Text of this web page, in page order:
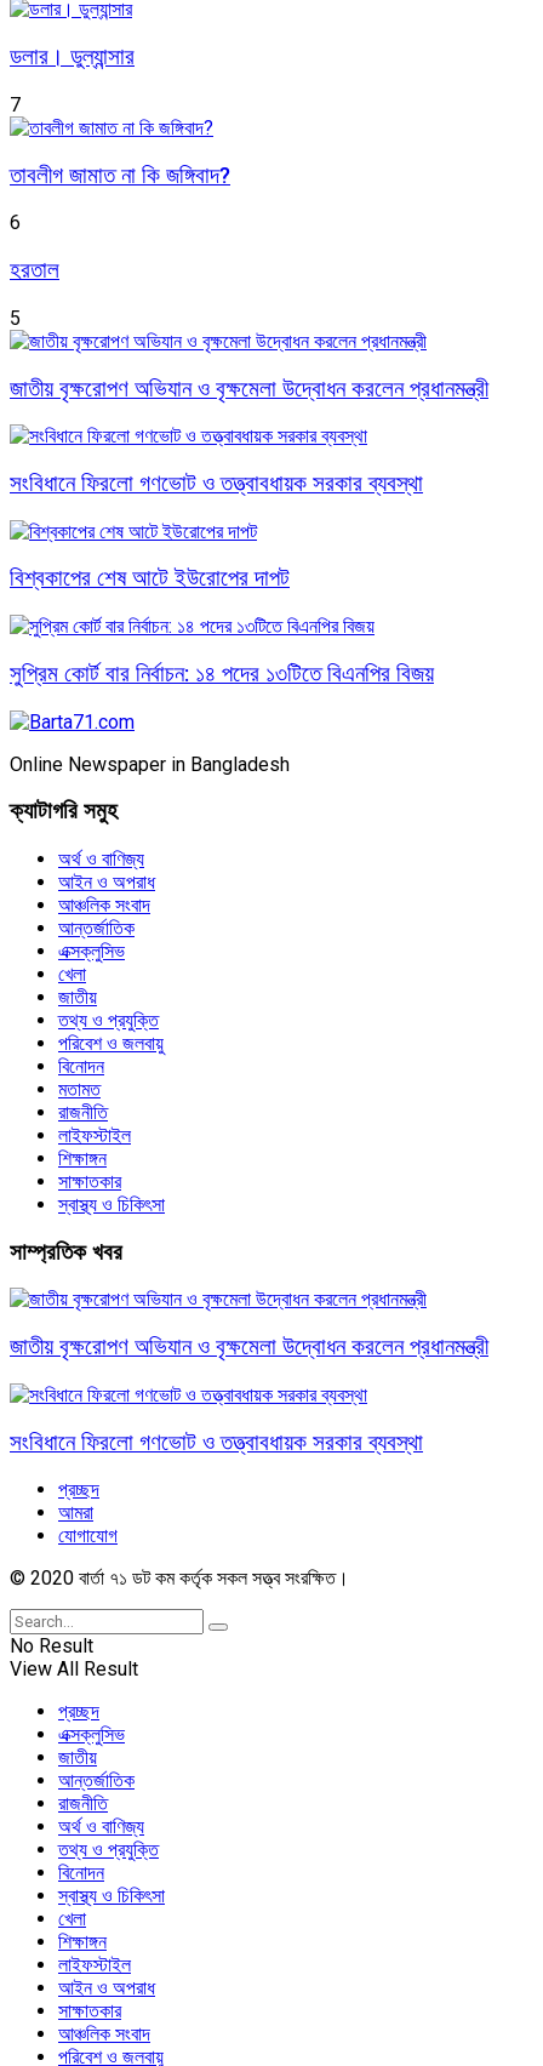
ডলার। ডুল্যান্সার
7
তাবলীগ জামাত না কি জঙ্গিবাদ?
6
হরতাল
5
জাতীয় বৃক্ষরোপণ অভিযান ও বৃক্ষমেলা উদ্বোধন করলেন প্রধানমন্ত্রী
সংবিধানে ফিরলো গণভোট ও তত্ত্বাবধায়ক সরকার ব্যবস্থা
বিশ্বকাপের শেষ আটে ইউরোপের দাপট
সুপ্রিম কোর্ট বার নির্বাচন: ১৪ পদের ১৩টিতে বিএনপির বিজয়
Online Newspaper in Bangladesh
ক্যাটাগরি সমুহ
অর্থ ও বাণিজ্য
আইন ও অপরাধ
আঞ্চলিক সংবাদ
আন্তর্জাতিক
এক্সক্লুসিভ
খেলা
জাতীয়
তথ্য ও প্রযুক্তি
পরিবেশ ও জলবায়ু
বিনোদন
মতামত
রাজনীতি
লাইফস্টাইল
শিক্ষাঙ্গন
সাক্ষাতকার
স্বাস্থ্য ও চিকিৎসা
সাম্প্রতিক খবর
জাতীয় বৃক্ষরোপণ অভিযান ও বৃক্ষমেলা উদ্বোধন করলেন প্রধানমন্ত্রী
সংবিধানে ফিরলো গণভোট ও তত্ত্বাবধায়ক সরকার ব্যবস্থা
প্রচ্ছদ
আমরা
যোগাযোগ
© 2020 বার্তা ৭১ ডট কম কর্তৃক সকল সত্ত্ব সংরক্ষিত।
No Result
View All Result
প্রচ্ছদ
এক্সক্লুসিভ
জাতীয়
আন্তর্জাতিক
রাজনীতি
অর্থ ও বাণিজ্য
তথ্য ও প্রযুক্তি
বিনোদন
স্বাস্থ্য ও চিকিৎসা
খেলা
শিক্ষাঙ্গন
লাইফস্টাইল
আইন ও অপরাধ
সাক্ষাতকার
আঞ্চলিক সংবাদ
পরিবেশ ও জলবায়ু